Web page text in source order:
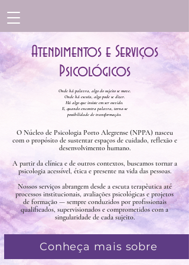
Atendimentos e Serviços
Psicológicos
Onde há palavra, algo do sujeito se move.
Onde há escuta, algo pode se dizer.
Há algo que insiste em ser ouvido.
E, quando encontra palavra, torna-se
possibilidade de transformação.
O Núcleo de Psicologia Porto Alegrense (NPPA) nasceu
com o propósito de sustentar espaços de cuidado, reflexão e
desenvolvimento humano.
A partir da clínica e de outros contextos, buscamos tornar a
psicologia acessível, ética e presente na vida das pessoas.
Nossos serviços abrangem desde a escuta terapêutica até
processos institucionais, avaliações psicológicas e projetos
de formação — sempre conduzidos por profissionais
qualificados, supervisionados e comprometidos com a
singularidade de cada sujeito.
Conheça mais sobre